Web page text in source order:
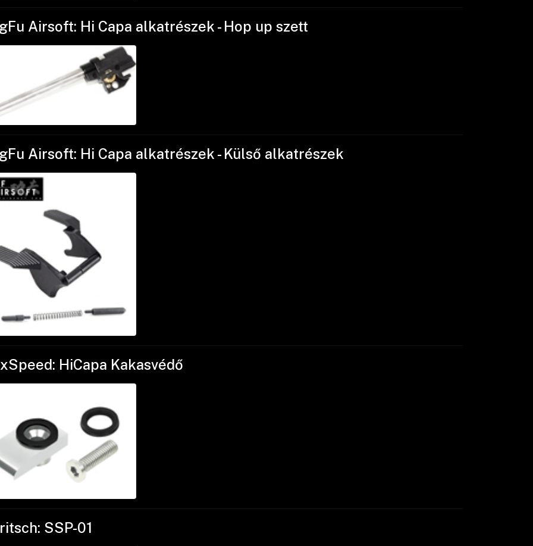
Airsoft: Hi Capa alkatrészek - Hop up szett
Airsoft: Hi Capa alkatrészek - Külső alkatrészek
HiCapa Kakasvédő
SSP-01